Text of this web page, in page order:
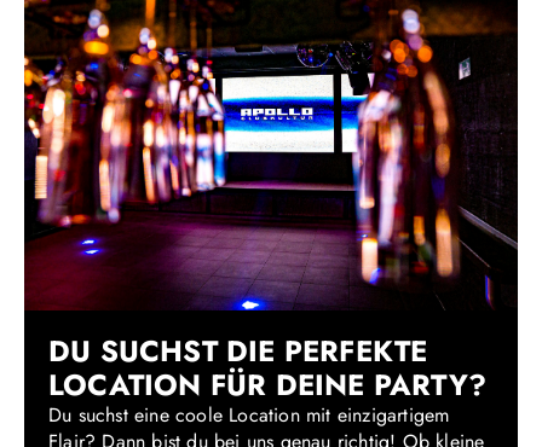
DU SUCHST DIE PERFEKTE
LOCATION FÜR DEINE PARTY?
Du suchst eine coole Location mit einzigartigem
Flair? Dann bist du bei uns genau richtig! Ob kleine